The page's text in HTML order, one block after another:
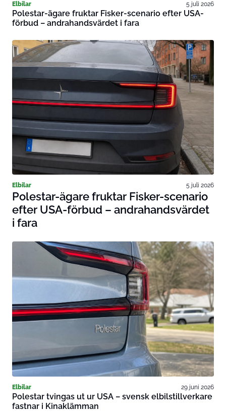
Elbilar 5 juli 2026
Polestar-ägare fruktar Fisker-scenario efter USA-
förbud – andrahandsvärdet i fara
Elbilar 5 juli 2026
Polestar-ägare fruktar Fisker-scenario
efter USA-förbud – andrahandsvärdet
i fara
Elbilar 29 juni 2026
Polestar tvingas ut ur USA – svensk elbilstillverkare
fastnar i Kinaklämman